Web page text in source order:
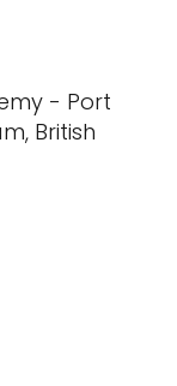
- Port
British